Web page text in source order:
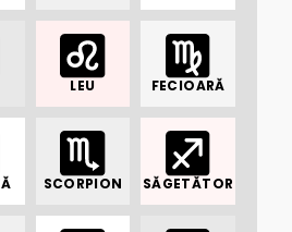
LEU FECIOARĂ
SCORPION SĂGETĂTOR